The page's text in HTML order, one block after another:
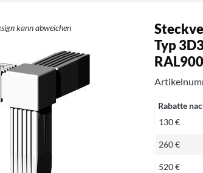
kann abweichen
Typ
Rabatte
130 €
260 €
520 €